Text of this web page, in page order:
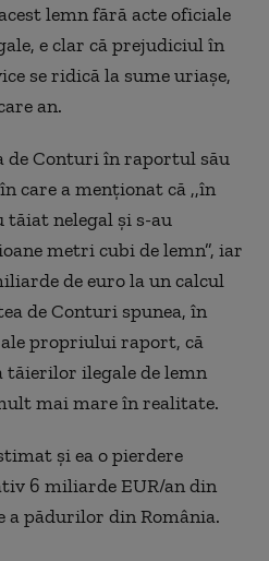
lemn fără acte oficiale
e clar că prejudiciul în
se ridică la sume uriașe,
an.
de Conturi în raportul său
care a menționat că ,,în
tăiat nelegal și s-au
metri cubi de lemn”, iar
de euro la un calcul
de Conturi spunea, în
propriului raport, că
ilegale de lemn
mai mare în realitate.
și ea o pierdere
6 miliarde EUR/an din
a pădurilor din România.